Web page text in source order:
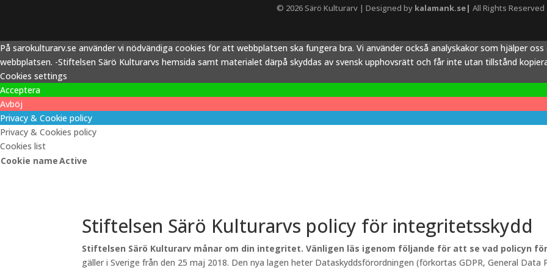
© 2026 Särö Kulturarv | Designed by kalamank.se| All Rights Reserved
På sarokulturarv.se använder vi nödvändiga cookies för att webbplatsen ska fungera bra. Vi använder också analyskakor som hjälper
webbplatsen. -Stiftelsen Särö Kulturarvs hemsida samt materialet därpå skyddas av svensk upphovsrätt och får inte utan tillstånd
Cookies settings
Acceptera
Avböj
Privacy & Cookie policy
Privacy & Cookies policy
Cookies list
Cookie nameActive
Stiftelsen Särö Kulturarvs policy för integritetsskydd
Stiftelsen Särö Kulturarv månar om din integritet. Vänligen läs igenom följande för att se vad policyn
gäller i Sverige från den 25 maj 2018. Den nya lagen heter Dataskyddsförordningen (förkortas GDPR, General